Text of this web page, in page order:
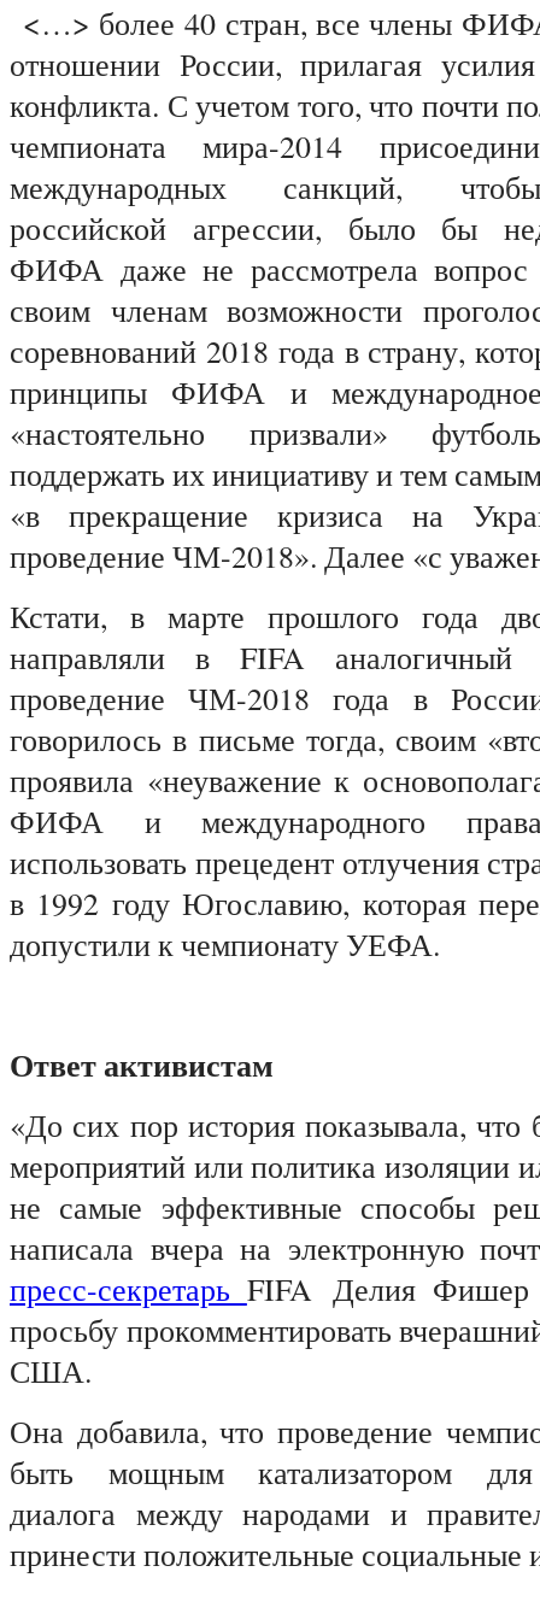
<…> более 40 стран, все члены
отношении России, прилагая
конфликта. С учетом того, что почти
чемпионата мира-2014
международных санкций,
российской агрессии, было бы
ФИФА даже не рассмотрела вопрос
своим членам возможности
соревнований 2018 года в страну,
принципы ФИФА и
«настоятельно призвали»
поддержать их инициативу и тем
«в прекращение кризиса на
проведение ЧМ-2018». Далее «с
Кстати, в марте прошлого года
направляли в FIFA аналогичный
проведение ЧМ-2018 года в
говорилось в письме тогда, своим
проявила «неуважение к
ФИФА и международного
использовать прецедент отлучения
в 1992 году Югославию, которая
допустили к чемпионату УЕФА.
Ответ активистам
«До сих пор история показывала, что
мероприятий или политика изоляции
не самые эффективные способы
написала вчера на электронную
пресс-секретарь FIFA Делия Фишер
просьбу прокомментировать
США.
Она добавила, что проведение
быть мощным катализатором для
диалога между народами и
принести положительные социальные